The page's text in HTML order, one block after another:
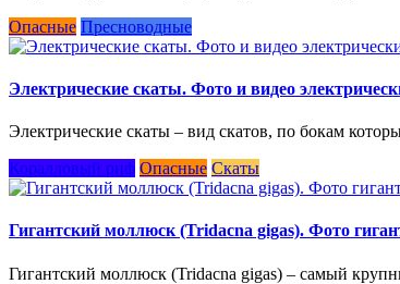
Опасные Пресноводные
Электрические скаты. Фото и видео
Электрические скаты – вид скатов, по бокам
Коралловый риф Опасные Скаты
Гигантский моллюск (Tridacna gigas). Фото
Гигантский моллюск (Tridacna gigas) – самый